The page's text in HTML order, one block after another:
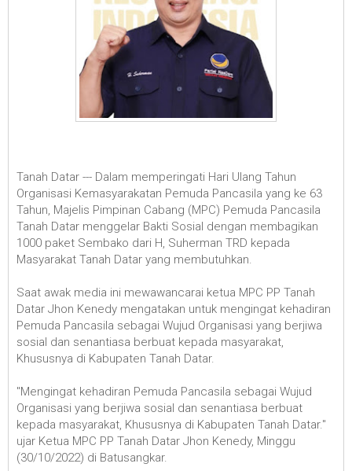
Tanah Datar --- Dalam memperingati Hari Ulang Tahun
Organisasi Kemasyarakatan Pemuda Pancasila yang ke 63
Tahun, Majelis Pimpinan Cabang (MPC) Pemuda Pancasila
Tanah Datar menggelar Bakti Sosial dengan membagikan
1000 paket Sembako dari H, Suherman TRD kepada
Masyarakat Tanah Datar yang membutuhkan.
Saat awak media ini mewawancarai ketua MPC PP Tanah
Datar Jhon Kenedy mengatakan untuk mengingat kehadiran
Pemuda Pancasila sebagai Wujud Organisasi yang berjiwa
sosial dan senantiasa berbuat kepada masyarakat,
Khususnya di Kabupaten Tanah Datar.
"Mengingat kehadiran Pemuda Pancasila sebagai Wujud
Organisasi yang berjiwa sosial dan senantiasa berbuat
kepada masyarakat, Khususnya di Kabupaten Tanah Datar."
ujar Ketua MPC PP Tanah Datar Jhon Kenedy, Minggu
(30/10/2022) di Batusangkar.